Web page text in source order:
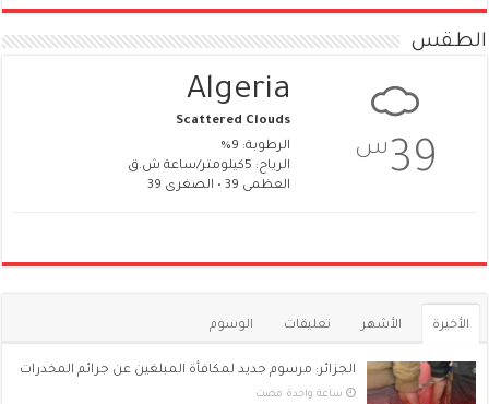
الطقس
39 س
Algeria
Scattered Clouds
الرطوبة: 9%
الرياح: 5كيلومتر/ساعة ش.ق
العظمى 39 • الصغرى 39
الأخيرة الأشهر تعليقات الوسوم
الجزائر: مرسوم جديد لمكافأة المبلغين عن جرائم المخدرات
‏ساعة واحدة مضت